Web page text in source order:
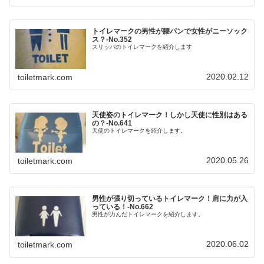
トイレマークの男性が腰パンで女性がニーソック
ス？‐No.352
スリッパのトイレマークを紹介します
toiletmark.com 2020.02.12
天使姿のトイレマーク！しかし天使に性別はある
の？‐No.641
天使のトイレマークを紹介します。
toiletmark.com 2020.05.26
男性が張り切っているトイレマーク！肩に力が入
っている！‐No.662
男性が力んだトイレマークを紹介します。
toiletmark.com 2020.06.02